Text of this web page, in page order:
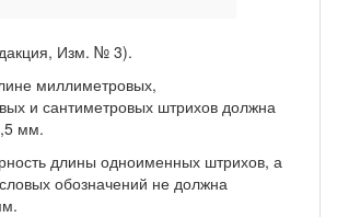
Изм. № 3).
миллиметровых,
и сантиметровых штрихов должна
мм.
длины одноименных штрихов, а
обозначений не должна